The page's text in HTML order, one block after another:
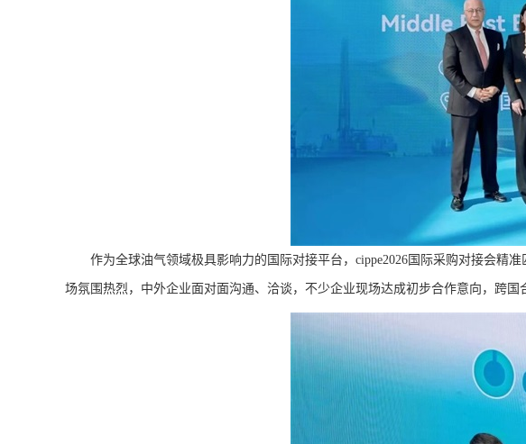
作为全球油气领域极具影响力的国际对接平台，cippe2026国际采购对接会精
场氛围热烈，中外企业面对面沟通、洽谈，不少企业现场达成初步合作意向，跨国